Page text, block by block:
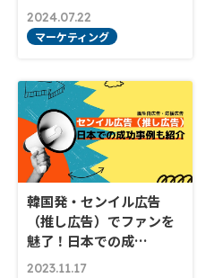
2024.07.22
マーケティング
韓国発・センイル広告
（推し広告）でファンを
魅了！日本での成…
2023.11.17